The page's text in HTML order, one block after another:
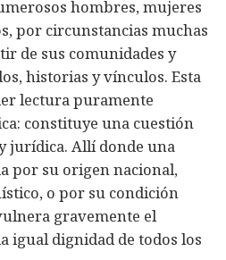
hombres, mujeres
por circunstancias muchas
de sus comunidades y
historias y vínculos. Esta
lectura puramente
constituye una cuestión
jurídica. Allí donde una
por su origen nacional,
o por su condición
gravemente el
igual dignidad de todos los